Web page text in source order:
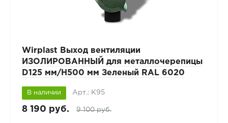
Wirplast Выход вентиляции
ИЗОЛИРОВАННЫЙ для металлочерепицы
D125 мм/H500 мм Зеленый RAL 6020
В наличии Арт.: К95
8 190 руб. 9 100 руб.